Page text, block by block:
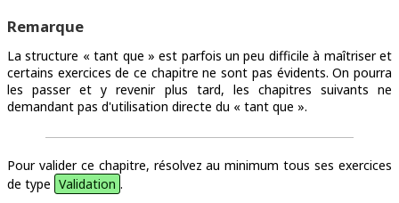
Remarque
La structure « tant que » est parfois un peu difficile à maîtriser et
certains exercices de ce chapitre ne sont pas évidents. On pourra
les passer et y revenir plus tard, les chapitres suivants ne
demandant pas d'utilisation directe du « tant que ».
Pour valider ce chapitre, résolvez au minimum tous ses exercices
de type Validation .